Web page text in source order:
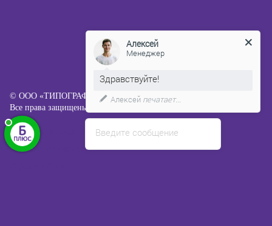
© ООО «ТИПОГРАФИЯ Б ПЛЮС», 2013-2026
Все права защищены.
Политика конфиденциальности
Пользовательское соглашение
Введите сообщение
Алексей
Менеджер
Здравствуйте!
Алексейпечатает...